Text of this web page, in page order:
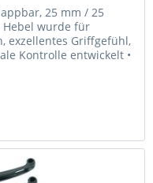
25 mm / 25
Hebel wurde für
exzellentes Griffgefühl,
Kontrolle entwickelt •